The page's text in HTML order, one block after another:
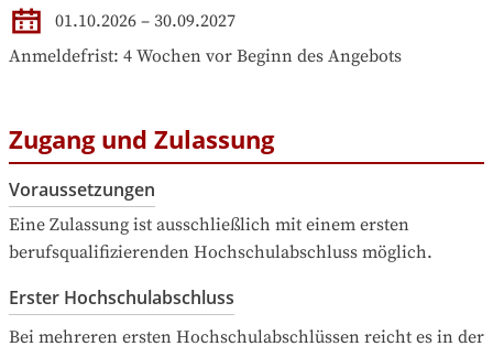
01.10.2026 – 30.09.2027
Anmeldefrist: 4 Wochen vor Beginn des Angebots
Zugang und Zulassung
Voraussetzungen
Eine Zulassung ist ausschließlich mit einem ersten
berufsqualifizierenden Hochschulabschluss möglich.
Erster Hochschulabschluss
Bei mehreren ersten Hochschulabschlüssen reicht es in der